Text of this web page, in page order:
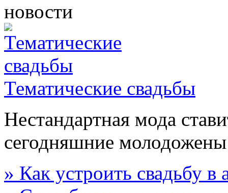
новости
Тематические свадьбы
Нестандартная мода
сегодняшние
» Как устроить свадьбу в